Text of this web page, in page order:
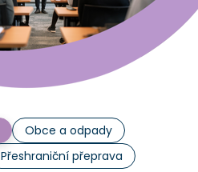
Obce a odpady
Přeshraniční přeprava